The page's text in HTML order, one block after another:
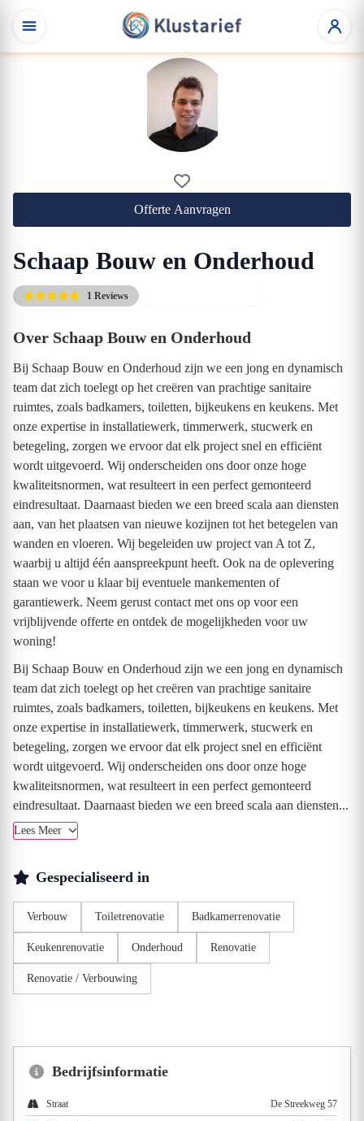
Offerte Aanvragen
Schaap Bouw en Onderhoud
1 Reviews
Over Schaap Bouw en Onderhoud
Bij Schaap Bouw en Onderhoud zijn we een jong en dynamisch
team dat zich toelegt op het creëren van prachtige sanitaire
ruimtes, zoals badkamers, toiletten, bijkeukens en keukens. Met
onze expertise in installatiewerk, timmerwerk, stucwerk en
betegeling, zorgen we ervoor dat elk project snel en efficiënt
wordt uitgevoerd. Wij onderscheiden ons door onze hoge
kwaliteitsnormen, wat resulteert in een perfect gemonteerd
eindresultaat. Daarnaast bieden we een breed scala aan diensten
aan, van het plaatsen van nieuwe kozijnen tot het betegelen van
wanden en vloeren. Wij begeleiden uw project van A tot Z,
waarbij u altijd één aanspreekpunt heeft. Ook na de oplevering
staan we voor u klaar bij eventuele mankementen of
garantiewerk. Neem gerust contact met ons op voor een
vrijblijvende offerte en ontdek de mogelijkheden voor uw
woning!
Bij Schaap Bouw en Onderhoud zijn we een jong en dynamisch
team dat zich toelegt op het creëren van prachtige sanitaire
ruimtes, zoals badkamers, toiletten, bijkeukens en keukens. Met
onze expertise in installatiewerk, timmerwerk, stucwerk en
betegeling, zorgen we ervoor dat elk project snel en efficiënt
wordt uitgevoerd. Wij onderscheiden ons door onze hoge
kwaliteitsnormen, wat resulteert in een perfect gemonteerd
eindresultaat. Daarnaast bieden we een breed scala aan diensten...
Lees Meer
Gespecialiseerd in
Verbouw Toiletrenovatie Badkamerrenovatie
Keukenrenovatie Onderhoud Renovatie
Renovatie / Verbouwing
Bedrijfsinformatie
Straat De Streekweg 57